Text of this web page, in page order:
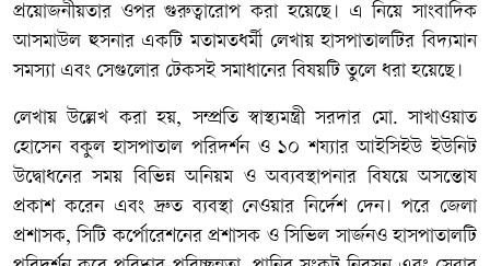
প্রয়োজনীয়তার ওপর গুরুত্বারোপ করা হয়েছে। এ নিয়ে সাংবাদিক
আসমাউল হুসনার একটি মতামতধর্মী লেখায় হাসপাতালটির বিদ্যমান
সমস্যা এবং সেগুলোর টেকসই সমাধানের বিষয়টি তুলে ধরা হয়েছে।
লেখায় উল্লেখ করা হয়, সম্প্রতি স্বাস্থ্যমন্ত্রী সরদার মো. সাখাওয়াত
হোসেন বকুল হাসপাতাল পরিদর্শন ও ১০ শয্যার আইসিইউ ইউনিট
উদ্বোধনের সময় বিভিন্ন অনিয়ম ও অব্যবস্থাপনার বিষয়ে অসন্তোষ
প্রকাশ করেন এবং দ্রুত ব্যবস্থা নেওয়ার নির্দেশ দেন। পরে জেলা
প্রশাসক, সিটি কর্পোরেশনের প্রশাসক ও সিভিল সার্জনও হাসপাতালটি